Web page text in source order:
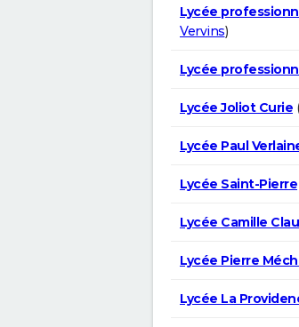
Lycée
Vervins)
Lycée
Lycée Joliot Curie (
Lycée Paul
Lycée Saint-Pierre
Lycée Camille
Lycée Pierre
Lycée La